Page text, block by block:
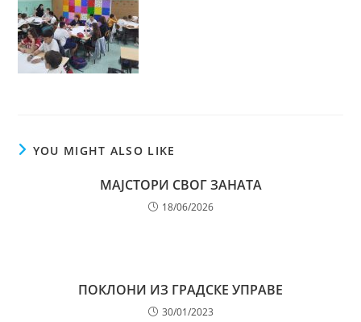
YOU MIGHT ALSO LIKE
МАЈСТОРИ СВОГ ЗАНАТА
18/06/2026
ПОКЛОНИ ИЗ ГРАДСКЕ УПРАВЕ
30/01/2023